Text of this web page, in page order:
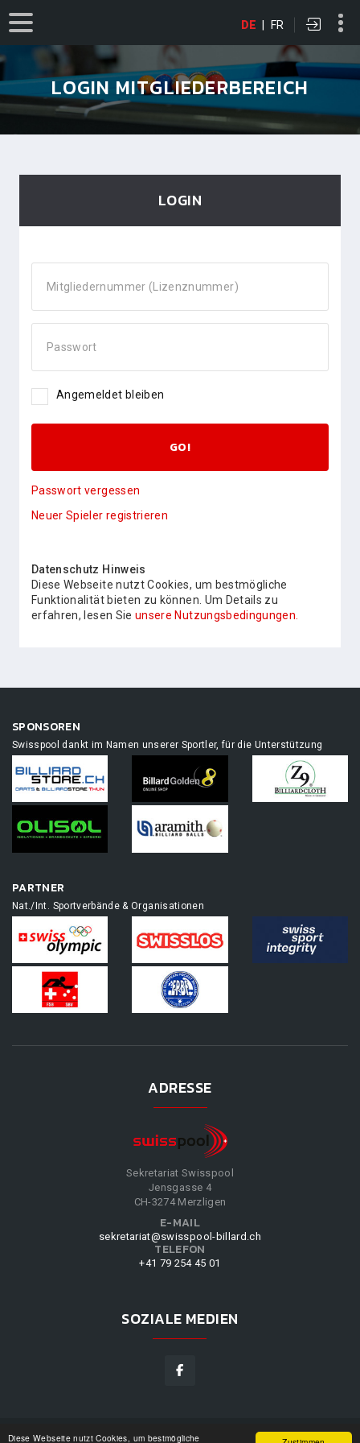
Diese Webseite nutzt Cookies, um bestmögliche
DE | FR
LOGIN MITGLIEDERBEREICH
LOGIN
Mitgliedernummer (Lizenznummer)
Passwort
Angemeldet bleiben
GO!
Passwort vergessen
Neuer Spieler registrieren
Datenschutz Hinweis
Diese Webseite nutzt Cookies, um bestmögliche
Funktionalität bieten zu können. Um Details zu
erfahren, lesen Sie unsere Nutzungsbedingungen.
SPONSOREN
Swisspool dankt im Namen unserer Sportler, für die Unterstützung
PARTNER
Nat./Int. Sportverbände & Organisationen
ADRESSE
Sekretariat Swisspool
Jensgasse 4
CH-3274 Merzligen
E-MAIL
sekretariat@swisspool-billard.ch
TELEFON
+41 79 254 45 01
SOZIALE MEDIEN